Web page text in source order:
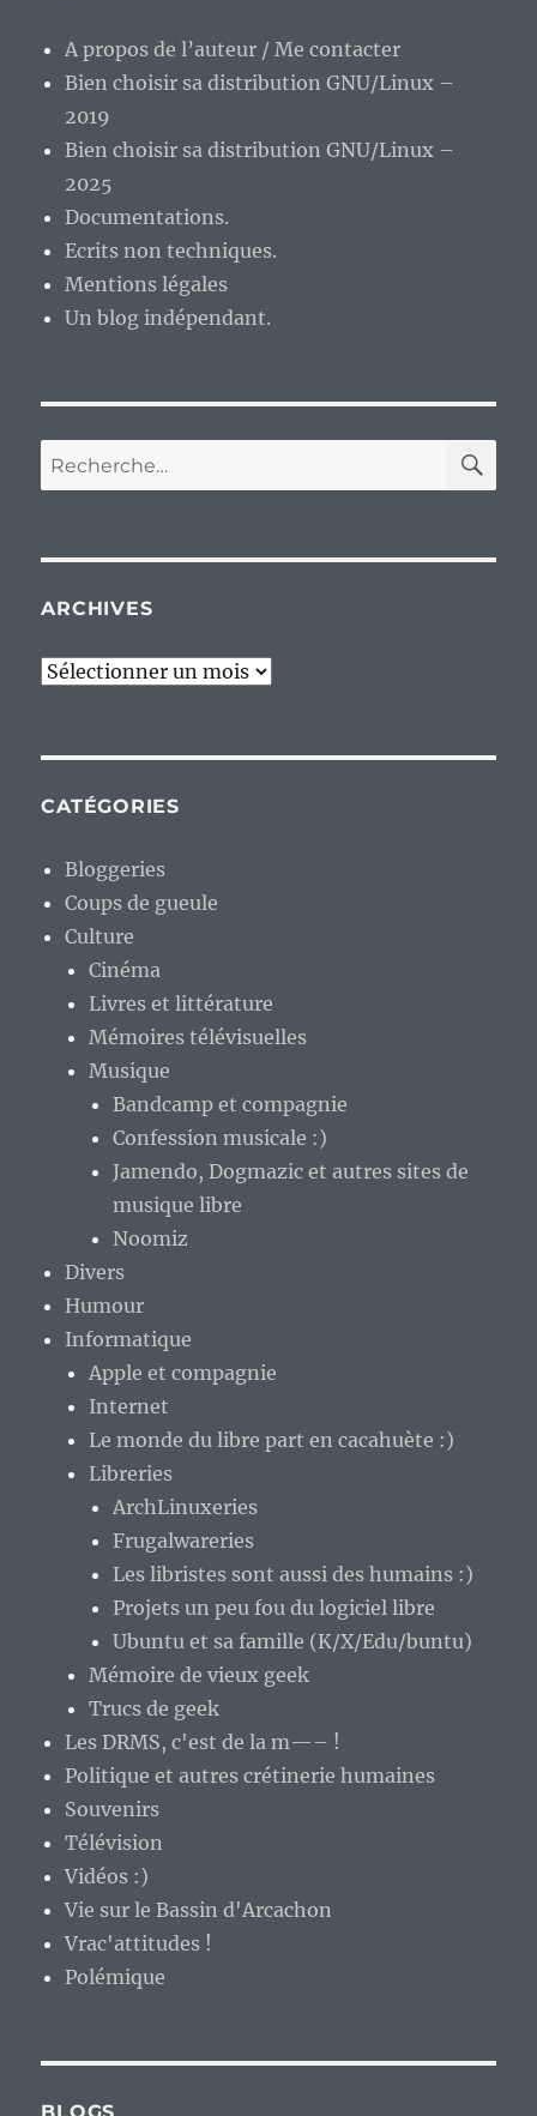
technique
?
A propos de l’auteur / Me contacter
Bien choisir sa distribution GNU/Linux –
2019
Bien choisir sa distribution GNU/Linux –
2025
Documentations.
Ecrits non techniques.
Mentions légales
Un blog indépendant.
Recherche
pour :
ARCHIVES
Archives
CATÉGORIES
Bloggeries
Coups de gueule
Culture
Cinéma
Livres et littérature
Mémoires télévisuelles
Musique
Bandcamp et compagnie
Confession musicale :)
Jamendo, Dogmazic et autres sites de
musique libre
Noomiz
Divers
Humour
Informatique
Apple et compagnie
Internet
Le monde du libre part en cacahuète :)
Libreries
ArchLinuxeries
Frugalwareries
Les libristes sont aussi des humains :)
Projets un peu fou du logiciel libre
Ubuntu et sa famille (K/X/Edu/buntu)
Mémoire de vieux geek
Trucs de geek
Les DRMS, c'est de la m—– !
Politique et autres crétinerie humaines
Souvenirs
Télévision
Vidéos :)
Vie sur le Bassin d'Arcachon
Vrac'attitudes !
Polémique